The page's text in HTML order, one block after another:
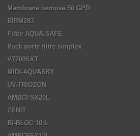
Membrane osmose 50 GPD
BIRM283
Filtre AQUA-SAFE
Pack porte filtre simplex
V7700SXT
MIDI-AQUASKY
UV-TRIOZON
AMBCFSX20L
ZENIT
BI-BLOC 10 L